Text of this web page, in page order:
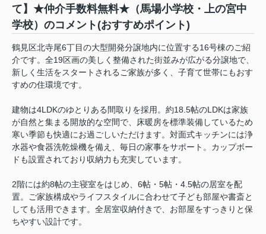
て】★仲介手数料無料★（馬場小学校・上の宮中
学校）のコメント(おすすめポイント)
鶴見区北寺尾6丁目の大型開発分譲地内に位置する16号棟のご紹
介です。全19区画の美しく整備された街並みが広がる分譲地で、
新しく生活をスタートされるご家族が多く、子育て世帯にもおす
すめの住環境です。
建物は4LDKのゆとりある間取りを採用。約18.5帖のLDKは家族
が自然と集まる開放的な空間で、床暖房を標準装備しているため
寒い季節も快適にお過ごしいただけます。対面式キッチンには浄
水器や食器洗乾燥機を備え、毎日の家事をサポート。カップボー
ドも設置されており収納力も充実しています。
2階には約8帖の主寝室をはじめ、6帖・5帖・4.5帖の居室を配
置。ご家族構成やライフスタイルに合わせて子ども部屋や書斎と
しても活用できます。全居室収納付きで、お部屋をすっきりと保
ちやすい設計です。